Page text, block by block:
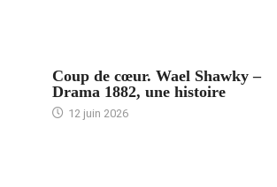
Coup de cœur. Wael Shawky –
Drama 1882, une histoire
12 juin 2026